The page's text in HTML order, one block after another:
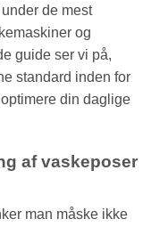
de mest
og
guide ser vi på,
standard inden for
din daglige
af vaskeposer
man måske ikke